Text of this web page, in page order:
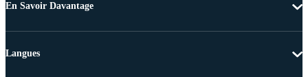
En Savoir Davantage
Langues